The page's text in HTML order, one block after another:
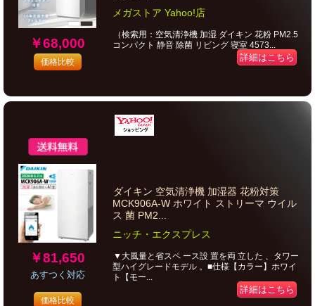
￥68,000
価格比較
メガストア Yahoo!店
（検索用：空気清浄機 加湿 ダイキン 花粉 PM2.5
コンパクト 静音 除菌 リビング 寝室 4573...
詳細はこちら
￥81,650
あすつく対応
価格比較
ダイキン 空気清浄機 加湿器 花粉対策
MCK906A-W ホワイト ストリーマ ウイル
ス 菌 PM2...
ニッチ・エクスプレス
▼大風量と省スペ ース設 置を両 立した 、タワー
型ハイグレードモデル 。■仕様【カラー】ホワイ
ト【モー...
詳細はこちら